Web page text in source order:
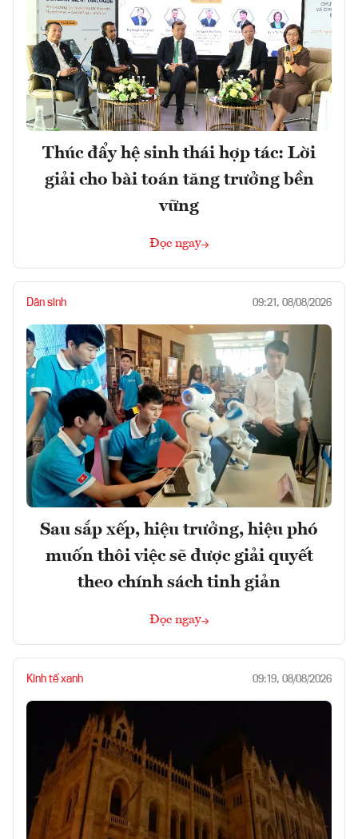
Thúc đẩy hệ sinh thái hợp tác: Lời
giải cho bài toán tăng trưởng bền
vững
Đọc ngay
Dân sinh 09:21, 08/08/2026
Sau sắp xếp, hiệu trưởng, hiệu phó
muốn thôi việc sẽ được giải quyết
theo chính sách tinh giản
Đọc ngay
Kinh tế xanh 09:19, 08/08/2026